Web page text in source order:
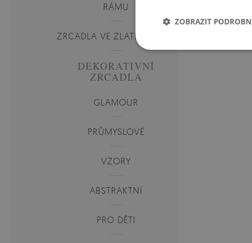
RÁMU
ZRCADLA VE ZLATÉM RÁMU
DEKORATIVNÍ
ZRCADLA
GLAMOUR
PRŮMYSLOVÉ
VZORY
ABSTRAKTNÍ
PRO DĚTI
ZOBRAZIT